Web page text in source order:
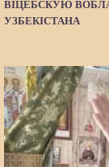
ВІЦЕБСКУЮ
УЗБЕКІСТАНА